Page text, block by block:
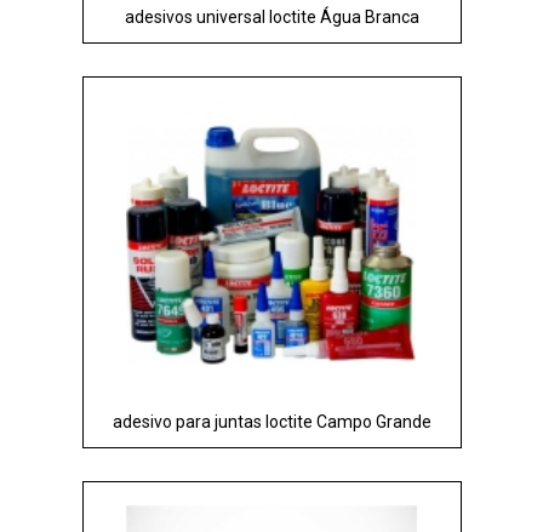
adesivos universal loctite Água Branca
adesivo para juntas loctite Campo Grande